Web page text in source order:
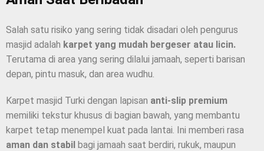
Salah satu risiko yang sering tidak disadari oleh pengurus
masjid adalah karpet yang mudah bergeser atau licin.
Terutama di area yang sering dilalui jamaah, seperti barisan
depan, pintu masuk, dan area wudhu.
Karpet masjid Turki dengan lapisan anti-slip premium
memiliki tekstur khusus di bagian bawah, yang membantu
karpet tetap menempel kuat pada lantai. Ini memberi rasa
aman dan stabil bagi jamaah saat berdiri, rukuk, maupun